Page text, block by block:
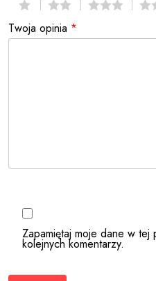
Twoja opinia *
Zapamiętaj moje dane w
kolejnych komentarzy.